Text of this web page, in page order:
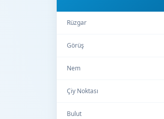
Rüzgar
Görüş
Nem
Çiy Noktası
Bulut